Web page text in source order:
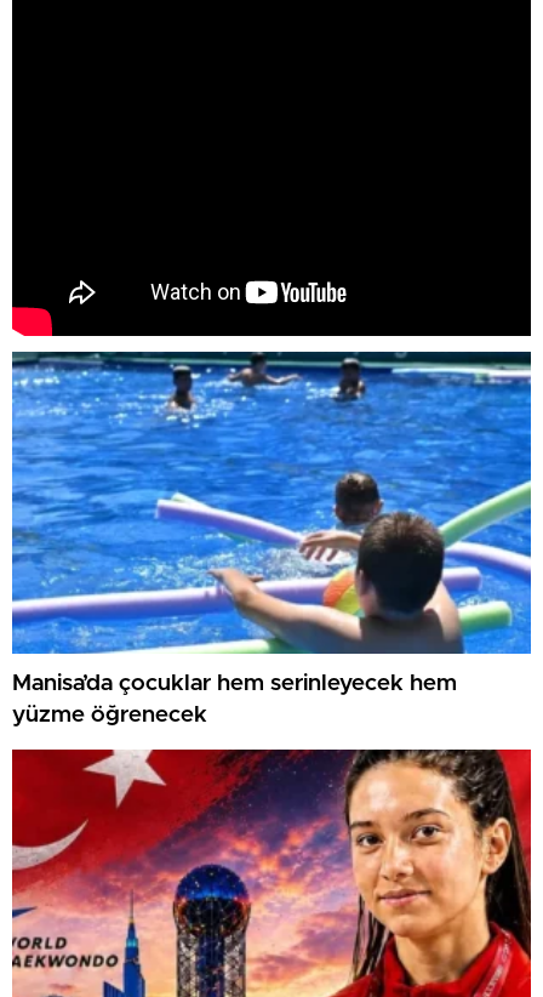
Manisa’da çocuklar hem serinleyecek hem
yüzme öğrenecek